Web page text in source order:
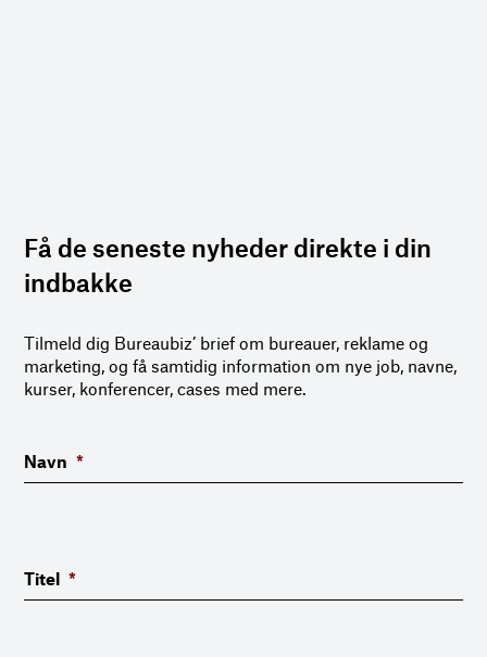
Få de seneste nyheder direkte i din
indbakke
Tilmeld dig Bureaubiz’ brief om bureauer, reklame og
marketing, og få samtidig information om nye job, navne,
kurser, konferencer, cases med mere.
Navn *
Titel *